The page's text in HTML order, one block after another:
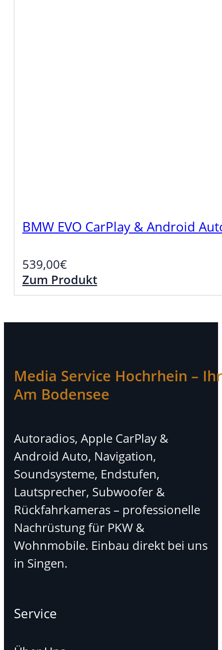
BMW EVO CarPlay & Android
539,00€
Zum Produkt
Media Service Hochrhein –
Am Bodensee
Autoradios, Apple CarPlay &
Android Auto, Navigation,
Soundsysteme, Endstufen,
Lautsprecher, Subwoofer &
Rückfahrkameras – professionelle
Nachrüstung für PKW &
Wohnmobile. Einbau direkt bei uns
in Singen.
Service